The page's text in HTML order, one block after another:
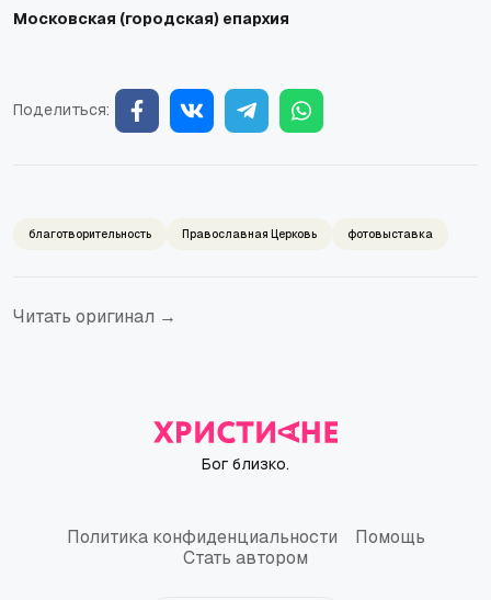
Московская (городская) епархия
Поделиться:
благотворительность Православная Церковь фотовыставка
Читать оригинал →
Бог близко.
Политика конфиденциальности
Политика конфиденциальности
Помощь
Стать автором